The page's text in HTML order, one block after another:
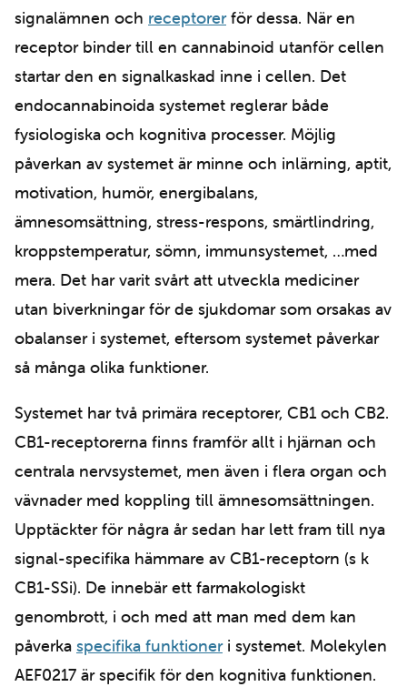
signalämnen och receptorerför dessa. När en
receptor binder till en cannabinoid utanför cellen
startar den en signalkaskad inne i cellen. Det
endocannabinoida systemet reglerar både
fysiologiska och kognitiva processer. Möjlig
påverkan av systemet är minne och inlärning, aptit,
motivation, humör, energibalans,
ämnesomsättning, stress-respons, smärtlindring,
kroppstemperatur, sömn, immunsystemet, …med
mera. Det har varit svårt att utveckla mediciner
utan biverkningar för de sjukdomar som orsakas av
obalanser i systemet, eftersom systemet påverkar
så många olika funktioner.
Systemet har två primära receptorer, CB1 och CB2.
CB1-receptorerna finns framför allt i hjärnan och
centrala nervsystemet, men även i flera organ och
vävnader med koppling till ämnesomsättningen.
Upptäckter för några år sedan har lett fram till nya
signal-specifika hämmare av CB1-receptorn (s k
CB1-SSi). De innebär ett farmakologiskt
genombrott, i och med att man med dem kan
påverka specifika funktioneri systemet. Molekylen
AEF0217 är specifik för den kognitiva funktionen.